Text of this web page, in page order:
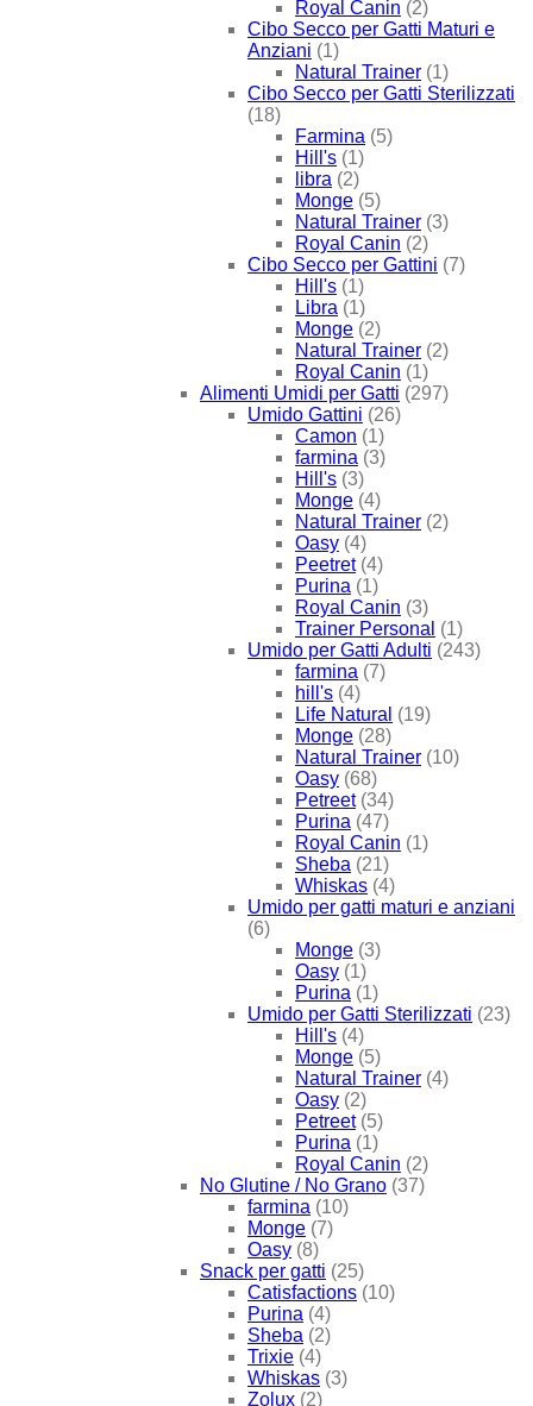
Royal Canin (2)
Cibo Secco per Gatti Maturi e
Anziani (1)
Natural Trainer (1)
Cibo Secco per Gatti Sterilizzati
(18)
Farmina (5)
Hill's (1)
libra (2)
Monge (5)
Natural Trainer (3)
Royal Canin (2)
Cibo Secco per Gattini (7)
Hill's (1)
Libra (1)
Monge (2)
Natural Trainer (2)
Royal Canin (1)
Alimenti Umidi per Gatti (297)
Umido Gattini (26)
Camon (1)
farmina (3)
Hill's (3)
Monge (4)
Natural Trainer (2)
Oasy (4)
Peetret (4)
Purina (1)
Royal Canin (3)
Trainer Personal (1)
Umido per Gatti Adulti (243)
farmina (7)
hill's (4)
Life Natural (19)
Monge (28)
Natural Trainer (10)
Oasy (68)
Petreet (34)
Purina (47)
Royal Canin (1)
Sheba (21)
Whiskas (4)
Umido per gatti maturi e anziani
(6)
Monge (3)
Oasy (1)
Purina (1)
Umido per Gatti Sterilizzati (23)
Hill's (4)
Monge (5)
Natural Trainer (4)
Oasy (2)
Petreet (5)
Purina (1)
Royal Canin (2)
No Glutine / No Grano (37)
farmina (10)
Monge (7)
Oasy (8)
Snack per gatti (25)
Catisfactions (10)
Purina (4)
Sheba (2)
Trixie (4)
Whiskas (3)
Zolux (2)